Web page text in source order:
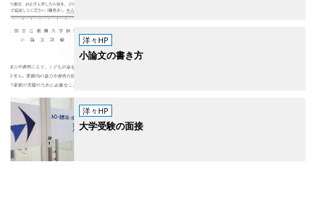
洋々HP
小論文の書き方
洋々HP
大学受験の面接